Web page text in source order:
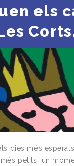
els
dies més
petits, un